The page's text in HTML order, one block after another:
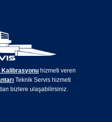
Kalibrasyonu hizmeti veren
Teknik Servis hizmeti
bizlere ulaşabilirsiniz.